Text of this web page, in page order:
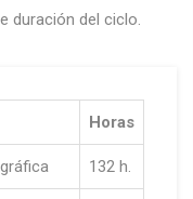
duración del ciclo.
Horas
132 h.